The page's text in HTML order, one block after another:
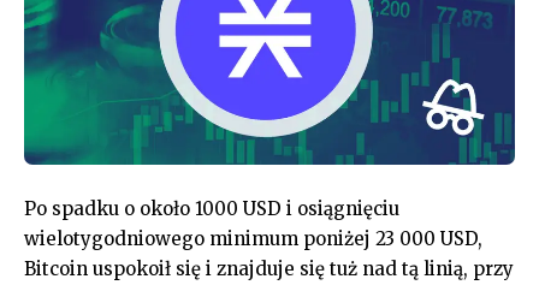
Po spadku o około 1000 USD i osiągnięciu
wielotygodniowego minimum poniżej 23 000 USD,
Bitcoin uspokoił się i znajduje się tuż nad tą linią, przy